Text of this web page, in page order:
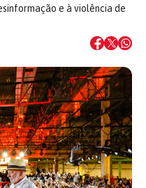
e à violência de